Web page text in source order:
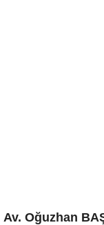
Av. Oğuzhan